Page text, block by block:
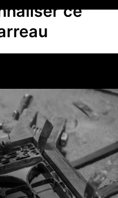
ce